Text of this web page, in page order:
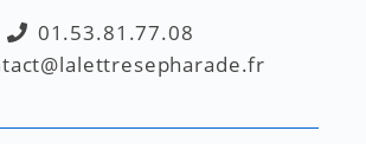
01.53.81.77.08